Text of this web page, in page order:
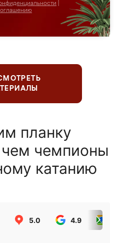
планку
чем чемпионы
катанию
5.0 4.9